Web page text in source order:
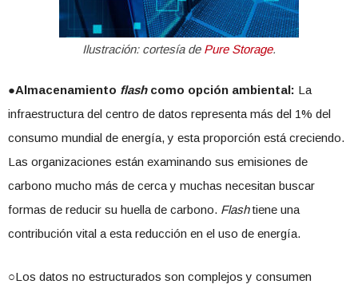
Ilustración: cortesía de Pure Storage.
●Almacenamiento flashcomo opción ambiental: La
infraestructura del centro de datos representa más del 1% del
consumo mundial de energía, y esta proporción está creciendo.
Las organizaciones están examinando sus emisiones de
carbono mucho más de cerca y muchas necesitan buscar
formas de reducir su huella de carbono. Flashtiene una
contribución vital a esta reducción en el uso de energía.
○Los datos no estructurados son complejos y consumen